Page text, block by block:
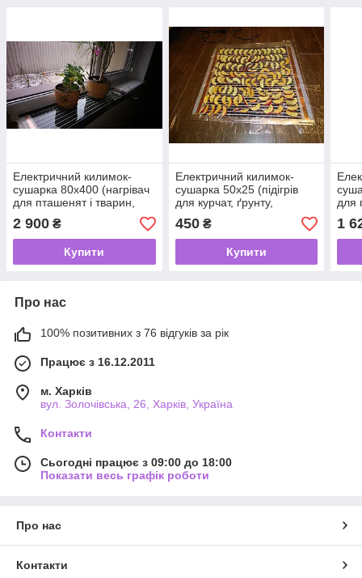
Електричний килимок-
сушарка 80х400 (нагрівач
для пташенят і тварин,
підігрів для двигуна) 640
Вт
2 900 ₴
Купити
Електричний килимок-
сушарка 50х25 (підігрів
для курчат, ґрунту,
сушарка для фруктів,
грибів, ягід) 25 Вт
450₴
Купити
для
Вт
1
Про нас
100% позитивних з 76 відгуків за рік
Працює з 16.12.2011
м. Харків
вул. Золочівська, 26, Харків, Україна
Контакти
Сьогодні працює з 09:00 до 18:00
Показати весь графік роботи
Про нас
Контакти